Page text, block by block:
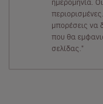
ημερομηνία.
μπορέσεις να
που θα
σελίδας."